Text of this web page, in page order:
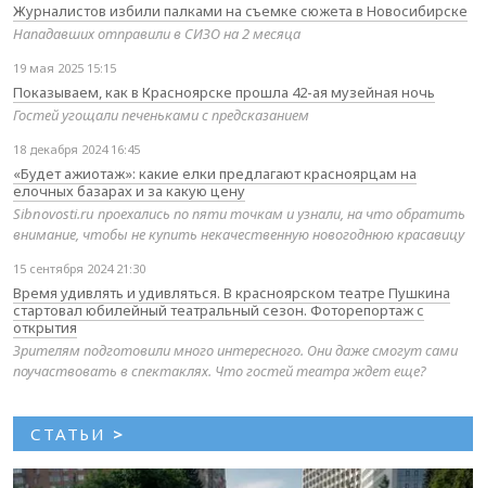
Журналистов избили палками на съемке сюжета в Новосибирске
Нападавших отправили в СИЗО на 2 месяца
19 мая 2025 15:15
Показываем, как в Красноярске прошла 42-ая музейная ночь
Гостей угощали печеньками с предсказанием
18 декабря 2024 16:45
«Будет ажиотаж»: какие елки предлагают красноярцам на
елочных базарах и за какую цену
Sibnovosti.ru проехались по пяти точкам и узнали, на что обратить
внимание, чтобы не купить некачественную новогоднюю красавицу
15 сентября 2024 21:30
Время удивлять и удивляться. В красноярском театре Пушкина
стартовал юбилейный театральный сезон. Фоторепортаж с
открытия
Зрителям подготовили много интересного. Они даже смогут сами
поучаствовать в спектаклях. Что гостей театра ждет еще?
СТАТЬИ >